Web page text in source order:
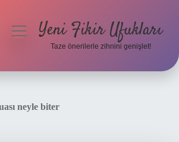
menüyüYeni Fikir Ufukları
Taze önerilerle zihnini genişlet!
neyle biter